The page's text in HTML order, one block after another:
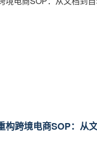
构跨境电商SOP：从